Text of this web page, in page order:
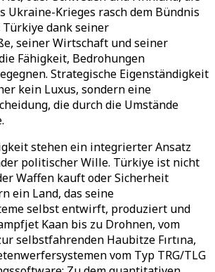
Ukraine-Krieges rasch dem Bündnis
dank seiner
seiner Wirtschaft und seiner
Fähigkeit, Bedrohungen
Strategische Eigenständigkeit
kein Luxus, sondern eine
die durch die Umstände
stehen ein integrierter Ansatz
politischer Wille. Türkiye ist nicht
Waffen kauft oder Sicherheit
ein Land, das seine
selbst entwirft, produziert und
Kaan bis zu Drohnen, vom
selbstfahrenden Haubitze Fırtına,
vom Typ TRG/TLG